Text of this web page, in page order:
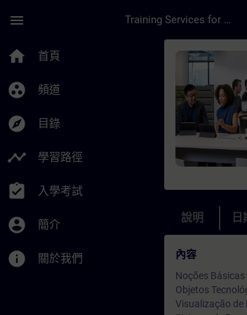
menu Training Services for Digital Industries
home 首頁
group_work 頻道
explore 目錄
timeline 學習路徑
assignment_turned_in 入學考試
account_circle 簡介
info 關於我們
課程 -
說明
內容
Noções
Objetos
Visualização de